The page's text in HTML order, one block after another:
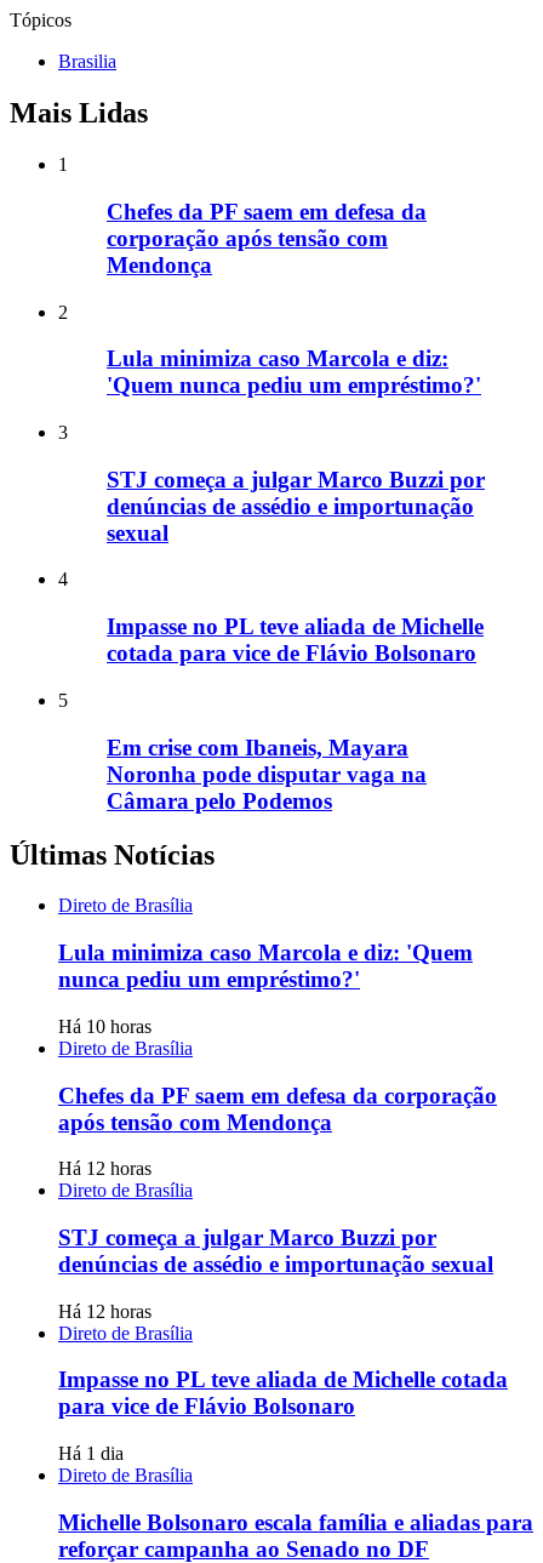
Tópicos
Brasilia
Mais Lidas
1
Chefes da PF saem em defesa da
corporação após tensão com
Mendonça
2
Lula minimiza caso Marcola e diz:
'Quem nunca pediu um empréstimo?'
3
STJ começa a julgar Marco Buzzi por
denúncias de assédio e importunação
sexual
4
Impasse no PL teve aliada de Michelle
cotada para vice de Flávio Bolsonaro
5
Em crise com Ibaneis, Mayara
Noronha pode disputar vaga na
Câmara pelo Podemos
Últimas Notícias
Direto de Brasília
Lula minimiza caso Marcola e diz: 'Quem
nunca pediu um empréstimo?'
Há 10 horas
Direto de Brasília
Chefes da PF saem em defesa da corporação
após tensão com Mendonça
Há 12 horas
Direto de Brasília
STJ começa a julgar Marco Buzzi por
denúncias de assédio e importunação sexual
Há 12 horas
Direto de Brasília
Impasse no PL teve aliada de Michelle cotada
para vice de Flávio Bolsonaro
Há 1 dia
Direto de Brasília
Michelle Bolsonaro escala família e aliadas para
reforçar campanha ao Senado no DF